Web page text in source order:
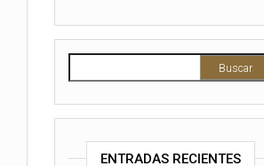
ENTRADAS RECIENTES